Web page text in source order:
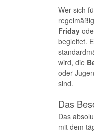
Wer sich
Friday
begleitet.
wird, die
oder
sind.
Das
Das
mit dem